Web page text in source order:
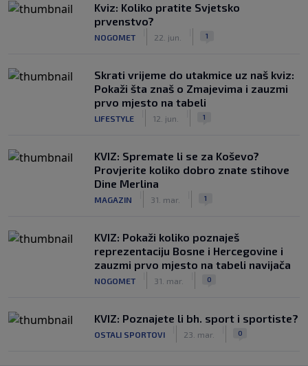
Kviz: Koliko pratite Svjetsko
prvenstvo?
NOGOMET 22. jun. 1
Skrati vrijeme do utakmice uz naš kviz:
Pokaži šta znaš o Zmajevima i zauzmi
prvo mjesto na tabeli
LIFESTYLE 12. jun. 1
KVIZ: Spremate li se za Koševo?
Provjerite koliko dobro znate stihove
Dine Merlina
MAGAZIN 31. mar. 1
KVIZ: Pokaži koliko poznaješ
reprezentaciju Bosne i Hercegovine i
zauzmi prvo mjesto na tabeli navijača
NOGOMET 31. mar. 0
KVIZ: Poznajete li bh. sport i sportiste?
OSTALI SPORTOVI 23. mar. 0